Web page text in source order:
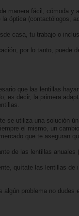
manera fácil, cómoda
óptica (contactólogos,
casa, tu trabajo o
por lo tanto,
que las lentillas
es decir, la primera
se utiliza una solución
el mismo, un
que te aseguran
de las lentillas
quítate las lentillas
problema no